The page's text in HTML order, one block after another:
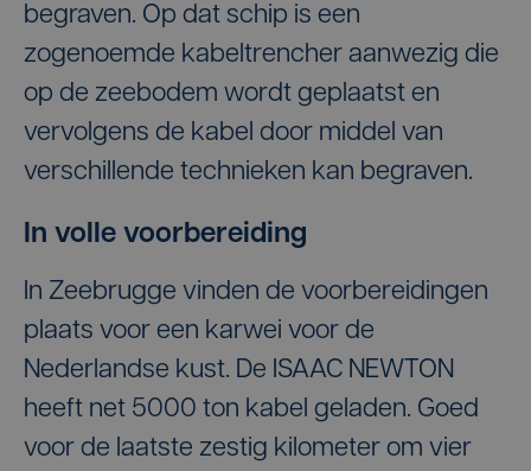
begraven. Op dat schip is een
zogenoemde kabeltrencher aanwezig die
op de zeebodem wordt geplaatst en
vervolgens de kabel door middel van
verschillende technieken kan begraven.
In volle voorbereiding
In Zeebrugge vinden de voorbereidingen
plaats voor een karwei voor de
Nederlandse kust. De ISAAC NEWTON
heeft net 5000 ton kabel geladen. Goed
voor de laatste zestig kilometer om vier